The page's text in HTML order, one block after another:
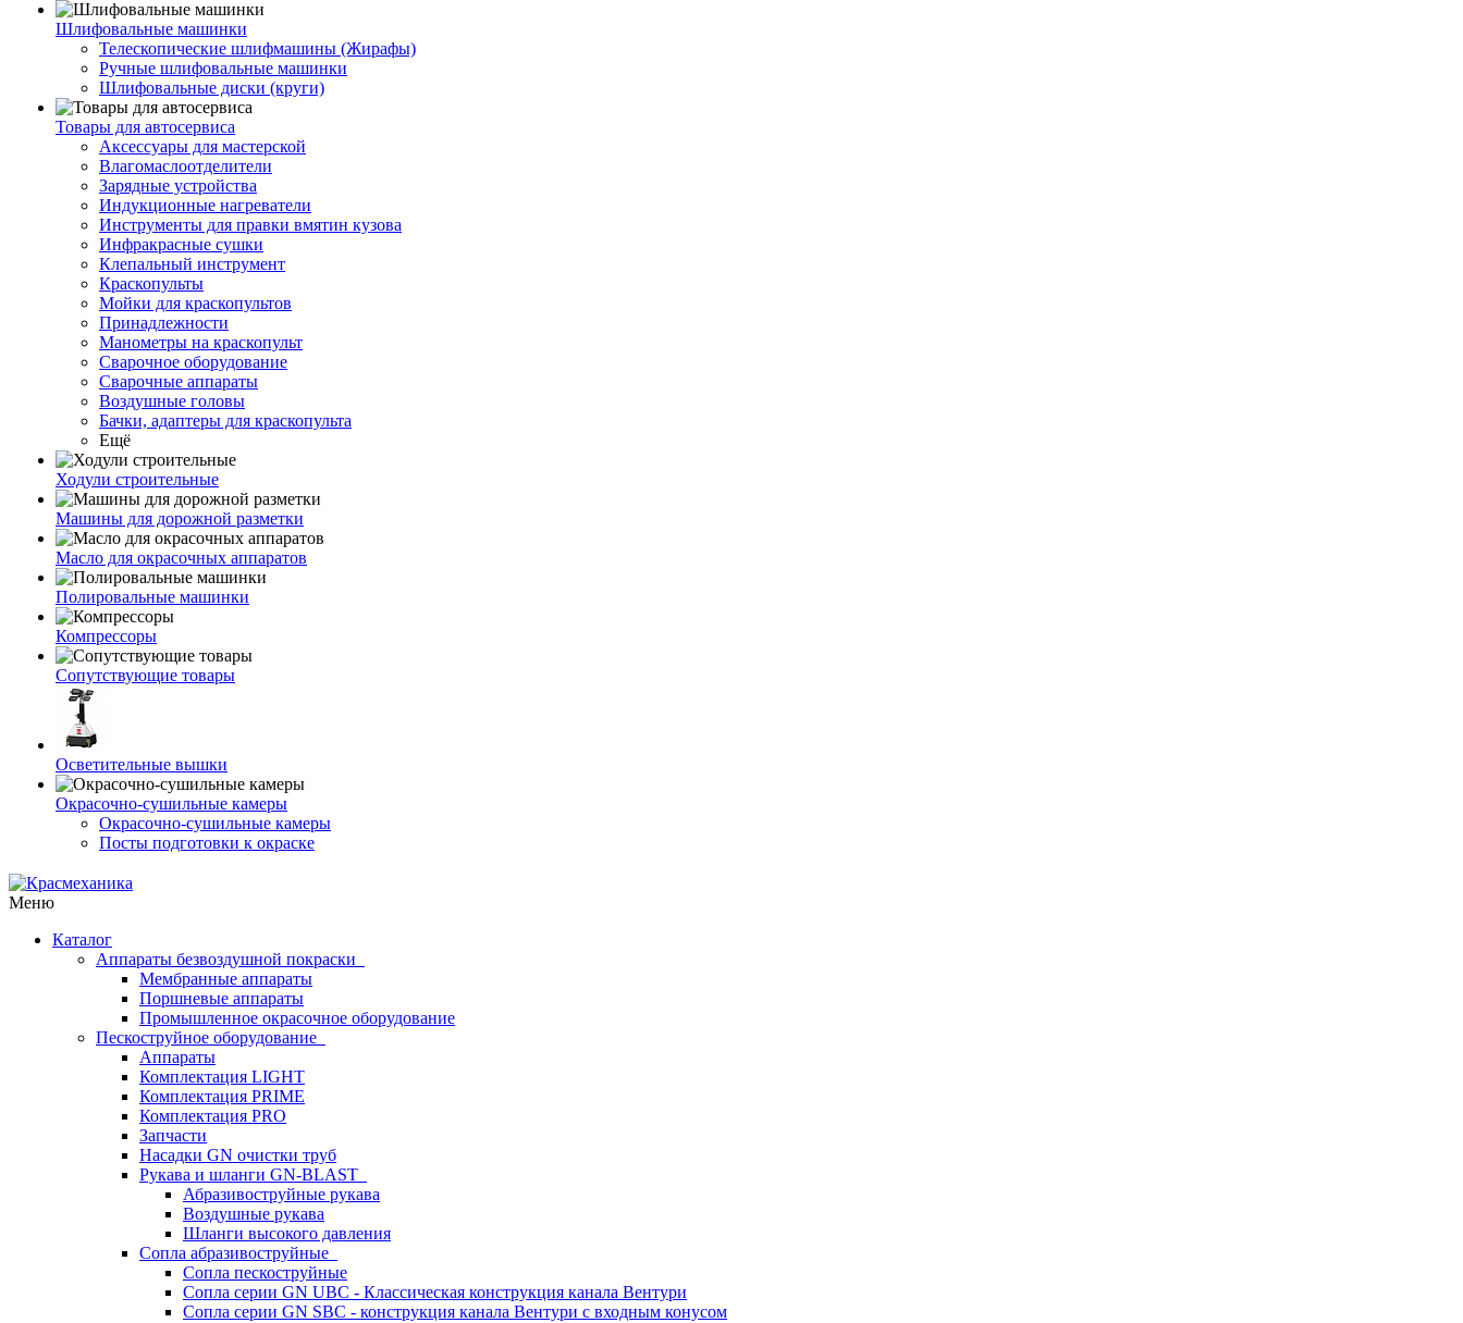
Шлифовальные машинки
Телескопические шлифмашины (Жирафы)
Ручные шлифовальные машинки
Шлифовальные диски (круги)
Товары для автосервиса
Аксессуары для мастерской
Влагомаслоотделители
Зарядные устройства
Индукционные нагреватели
Инструменты для правки вмятин кузова
Инфракрасные сушки
Клепальный инструмент
Краскопульты
Мойки для краскопультов
Принадлежности
Манометры на краскопульт
Сварочное оборудование
Сварочные аппараты
Воздушные головы
Бачки, адаптеры для краскопульта
Ещё
Ходули строительные
Машины для дорожной разметки
Масло для окрасочных аппаратов
Полировальные машинки
Компрессоры
Сопутствующие товары
Осветительные вышки
Окрасочно-сушильные камеры
Окрасочно-сушильные камеры
Посты подготовки к окраске
Меню
Каталог
Аппараты безвоздушной покраски
Мембранные аппараты
Поршневые аппараты
Промышленное окрасочное оборудование
Пескоструйное оборудование
Аппараты
Комплектация LIGHT
Комплектация PRIME
Комплектация PRO
Запчасти
Насадки GN очистки труб
Рукава и шланги GN-BLAST
Абразивоструйные рукава
Воздушные рукава
Шланги высокого давления
Сопла абразивоструйные
Сопла пескоструйные
Сопла серии GN UBC - Классическая конструкция канала Вентури
Сопла серии GN SBC - конструкция канала Вентури c входным конусом